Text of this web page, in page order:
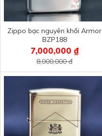
Zippo bạc nguyên khối Armor
BZP188
7,000,000 ₫
8,000,000 đ